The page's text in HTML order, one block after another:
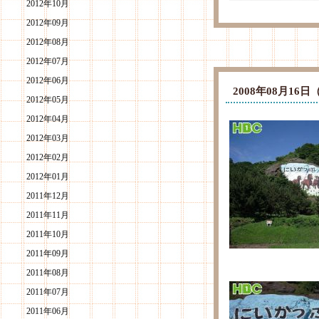
2012年10月
2012年09月
2012年08月
2012年07月
2012年06月
2012年05月
2012年04月
2012年03月
2012年02月
2012年01月
2011年12月
2011年11月
2011年10月
2011年09月
2011年08月
2011年07月
2011年06月
2008年08月16